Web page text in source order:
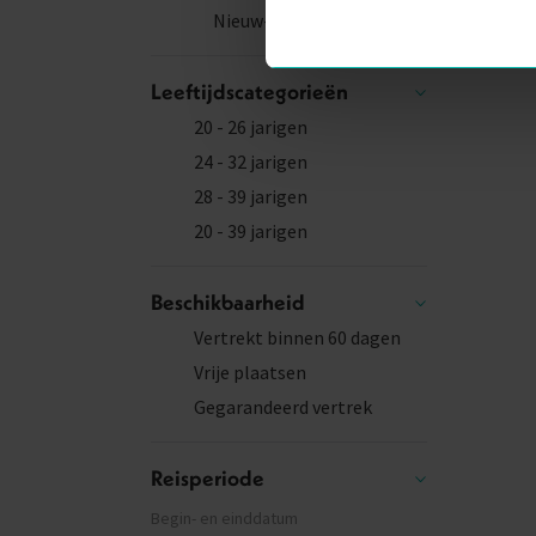
Nieuw-Zeeland
Leeftijdscategorieën
20 - 26 jarigen
24 - 32 jarigen
28 - 39 jarigen
20 - 39 jarigen
Beschikbaarheid
Vertrekt binnen 60 dagen
Vrije plaatsen
Gegarandeerd vertrek
Reisperiode
Begin- en einddatum